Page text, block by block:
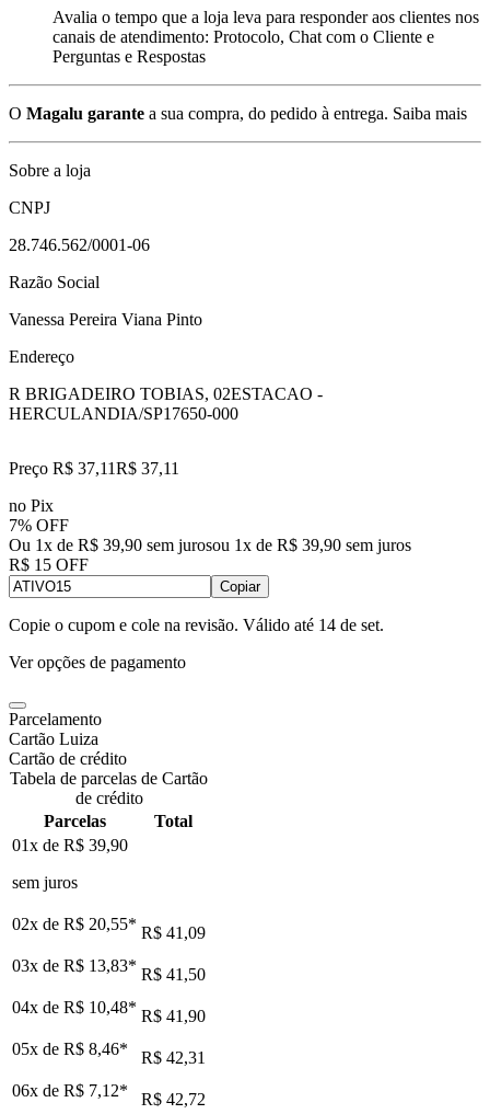
Avalia o tempo que a loja leva para responder aos clientes nos
canais de atendimento: Protocolo, Chat com o Cliente e
Perguntas e Respostas
O Magalu garante a sua compra, do pedido à entrega. Saiba mais
Sobre a loja
CNPJ
28.746.562/0001-06
Razão Social
Vanessa Pereira Viana Pinto
Endereço
R BRIGADEIRO TOBIAS, 02ESTACAO -
HERCULANDIA/SP17650-000
Preço R$ 37,11R$ 37,11
no Pix
7% OFF
Ou 1x de R$ 39,90 sem jurosou 1x de R$ 39,90 sem juros
R$ 15 OFF
Copiar
Copie o cupom e cole na revisão. Válido até 14 de set.
Ver opções de pagamento
Parcelamento
Cartão Luiza
Cartão de crédito
Tabela de parcelas de Cartão
de crédito
Parcelas
Total
01x de R$ 39,90
sem juros
02x de R$ 20,55* R$ 41,09
03x de R$ 13,83* R$ 41,50
04x de R$ 10,48* R$ 41,90
05x de R$ 8,46*
R$ 42,31
06x de R$ 7,12*
R$ 42,72